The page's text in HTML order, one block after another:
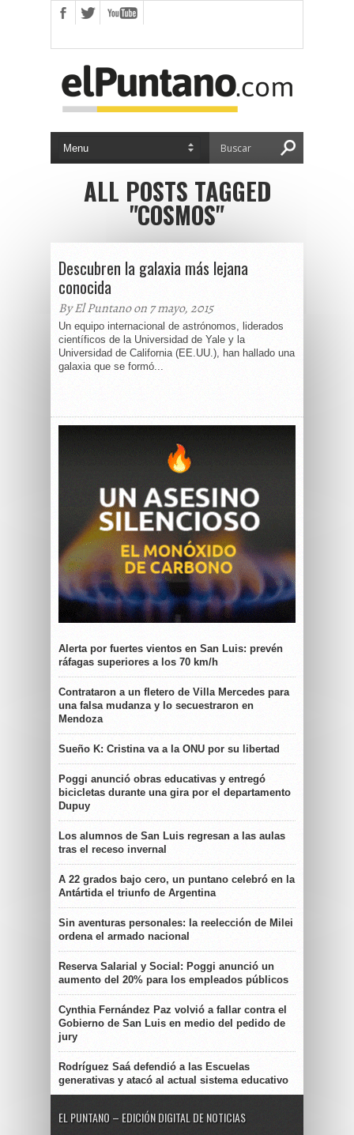
ALL POSTS TAGGED
"COSMOS"
Descubren la galaxia más lejana
conocida
By El Puntano on 7 mayo, 2015
Un equipo internacional de astrónomos, liderados
científicos de la Universidad de Yale y la
Universidad de California (EE.UU.), han hallado una
galaxia que se formó...
Alerta por fuertes vientos en San Luis: prevén
ráfagas superiores a los 70 km/h
Contrataron a un fletero de Villa Mercedes para
una falsa mudanza y lo secuestraron en
Mendoza
Sueño K: Cristina va a la ONU por su libertad
Poggi anunció obras educativas y entregó
bicicletas durante una gira por el departamento
Dupuy
Los alumnos de San Luis regresan a las aulas
tras el receso invernal
A 22 grados bajo cero, un puntano celebró en la
Antártida el triunfo de Argentina
Sin aventuras personales: la reelección de Milei
ordena el armado nacional
Reserva Salarial y Social: Poggi anunció un
aumento del 20% para los empleados públicos
Cynthia Fernández Paz volvió a fallar contra el
Gobierno de San Luis en medio del pedido de
jury
Rodríguez Saá defendió a las Escuelas
generativas y atacó al actual sistema educativo
EL PUNTANO – EDICIÓN DIGITAL DE NOTICIAS